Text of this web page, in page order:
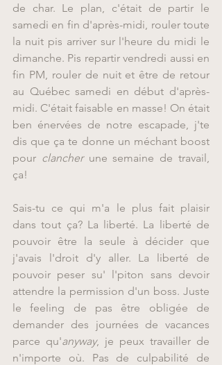
de char. Le plan, c'était de partir le
samedi en fin d'après-midi, rouler toute
la nuit pis arriver sur l'heure du midi le
dimanche. Pis repartir vendredi aussi en
fin PM, rouler de nuit et être de retour
au Québec samedi en début d'après-
midi. C'était faisable en masse! On était
ben énervées de notre escapade, j'te
dis que ça te donne un méchant boost
pour clancher une semaine de travail,
ça!
Sais-tu ce qui m'a le plus fait plaisir
dans tout ça? La liberté. La liberté de
pouvoir être la seule à décider que
j'avais l'droit d'y aller. La liberté de
pouvoir peser su' l'piton sans devoir
attendre la permission d'un boss. Juste
le feeling de pas être obligée de
demander des journées de vacances
parce qu'anyway, je peux travailler de
n'importe où. Pas de culpabilité de